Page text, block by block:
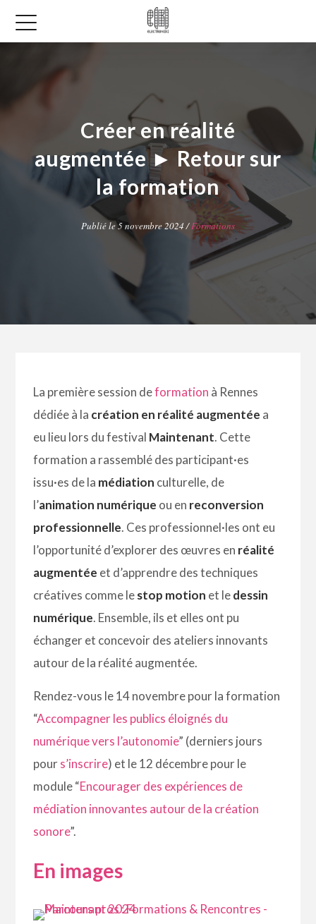
Créer en réalité
augmentée ► Retour sur
la formation
Publié le 5 novembre 2024 /Formations
La première session deformation à Rennes
dédiée à la création en réalité augmentée a
eu lieu lors du festival Maintenant. Cette
formation a rassemblé des participant·es
issu·es de la médiation culturelle, de
l’animation numérique ou en reconversion
professionnelle. Ces professionnel·les ont eu
l’opportunité d’explorer des œuvres en réalité
augmentée et d’apprendre des techniques
créatives comme lestop motion et ledessin
numérique. Ensemble, ils et elles ont pu
échanger et concevoir des ateliers innovants
autour de la réalité augmentée.
Rendez-vous le 14 novembre pour la formation
“Accompagner les publics éloignés du
numérique vers l’autonomie” (derniers jours
pours’inscrire) et le 12 décembre pour le
module “Encourager des expériences de
médiation innovantes autour de la création
sonore”.
En images